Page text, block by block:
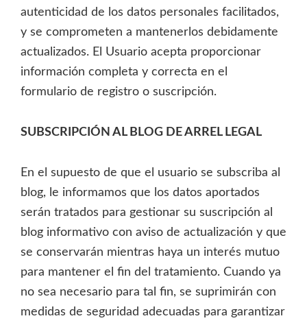
autenticidad de los datos personales facilitados,
y se comprometen a mantenerlos debidamente
actualizados. El Usuario acepta proporcionar
información completa y correcta en el
formulario de registro o suscripción.
SUBSCRIPCIÓN AL BLOG DE ARREL LEGAL
En el supuesto de que el usuario se subscriba al
blog, le informamos que los datos aportados
serán tratados para gestionar su suscripción al
blog informativo con aviso de actualización y que
se conservarán mientras haya un interés mutuo
para mantener el fin del tratamiento. Cuando ya
no sea necesario para tal fin, se suprimirán con
medidas de seguridad adecuadas para garantizar